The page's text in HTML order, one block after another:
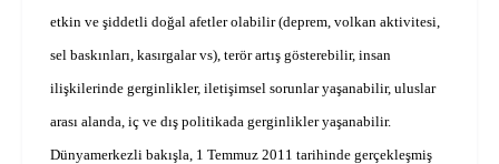
etkin ve şiddetli doğal afetler olabilir (deprem, volkan aktivitesi,
sel baskınları, kasırgalar vs), terör artış gösterebilir, insan
ilişkilerinde gerginlikler, iletişimsel sorunlar yaşanabilir, uluslar
arası alanda, iç ve dış politikada gerginlikler yaşanabilir.
Dünyamerkezli bakışla, 1 Temmuz 2011 tarihinde gerçekleşmiş